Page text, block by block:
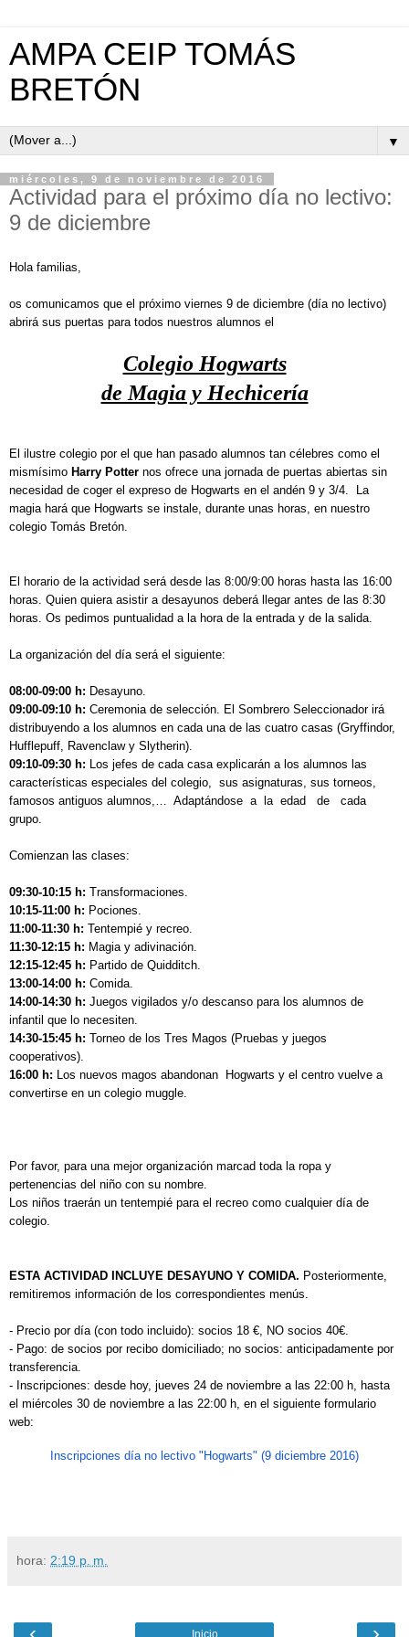
AMPA CEIP TOMÁS
BRETÓN
▼
miércoles, 9 de noviembre de 2016
Actividad para el próximo día no lectivo:
9 de diciembre
Hola familias,
os comunicamos que el próximo viernes 9 de diciembre (día no lectivo)
abrirá sus puertas para todos nuestros alumnos el
Colegio Hogwarts
de Magia y Hechicería
El ilustre colegio por el que han pasado alumnos tan célebres como el
mismísimo Harry Potter nos ofrece una jornada de puertas abiertas sin
necesidad de coger el expreso de Hogwarts en el andén 9 y 3/4. La
magia hará que Hogwarts se instale, durante unas horas, en nuestro
colegio Tomás Bretón.
El horario de la actividad será desde las 8:00/9:00 horas hasta las 16:00
horas. Quien quiera asistir a desayunos deberá llegar antes de las 8:30
horas. Os pedimos puntualidad a la hora de la entrada y de la salida.
La organización del día será el siguiente:
08:00-09:00 h: Desayuno.
09:00-09:10 h: Ceremonia de selección. El Sombrero Seleccionador irá
distribuyendo a los alumnos en cada una de las cuatro casas (Gryffindor,
Hufflepuff, Ravenclaw y Slytherin).
09:10-09:30 h:
Los jefes de cada casa explicarán a los alumnos las
características especiales del colegio, sus asignaturas, sus torneos,
famosos antiguos alumnos,… Adaptándose a la edad de cada
grupo.
Comienzan las clases:
09:30-10:15 h: Transformaciones.
10:15-11:00 h: Pociones.
11:00-11:30 h: Tentempié y recreo.
11:30-12:15 h: Magia y adivinación.
12:15-12:45 h: Partido de Quidditch.
13:00-14:00 h: Comida.
14:00-14:30 h: Juegos vigilados y/o descanso para los alumnos de
infantil que lo necesiten.
14:30-15:45 h: Torneo de los Tres Magos (Pruebas y juegos
cooperativos).
16:00 h:
Los nuevos magos abandonan Hogwarts y el centro vuelve a
convertirse en un colegio muggle.
Por favor, para una mejor organización marcad toda la ropa y
pertenencias del niño con su nombre.
Los niños traerán un tentempié para el recreo como cualquier día de
colegio.
ESTA ACTIVIDAD INCLUYE DESAYUNO Y COMIDA. Posteriormente,
remitiremos información de los correspondientes menús.
- Precio por día (con todo incluido): socios 18 €, NO socios 40€.
- Pago: de socios por recibo domiciliado; no socios: anticipadamente por
transferencia.
- Inscripciones: desde hoy, jueves 24 de noviembre a las 22:00 h, hasta
el miércoles 30 de noviembre a las 22:00 h, en el siguiente formulario
web:
Inscripciones día no lectivo "Hogwarts" (9 diciembre 2016)
hora: 2:19 p. m.
Inicio